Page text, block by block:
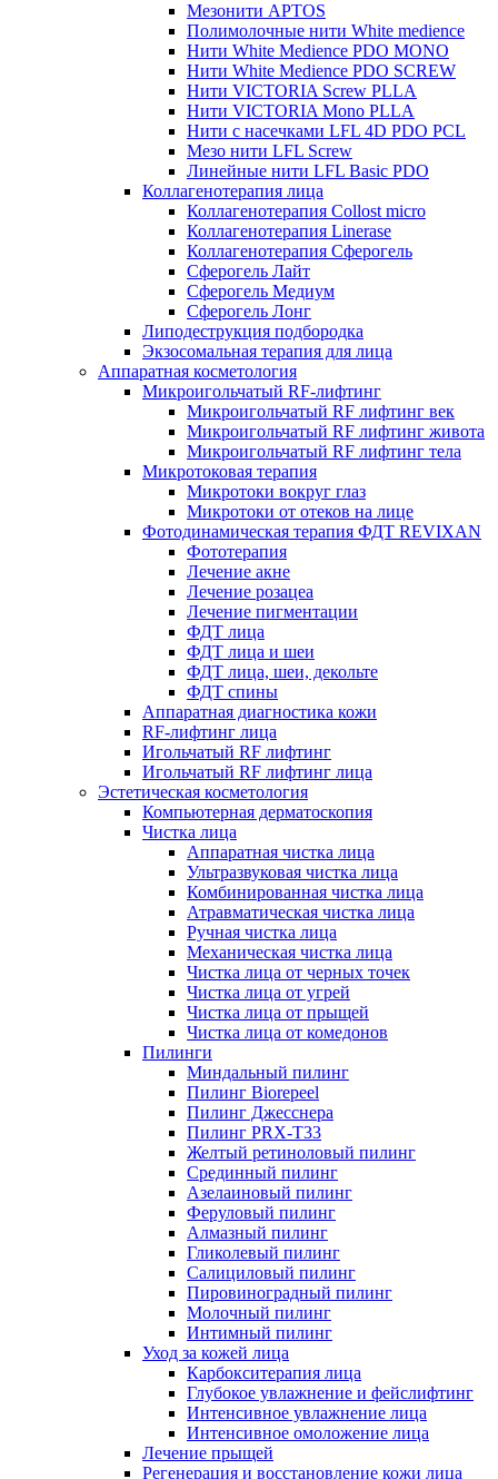
Мезонити APTOS
Полимолочные нити White medience
Нити White Medience PDO MONO
Нити White Medience PDO SCREW
Нити VICTORIA Screw PLLA
Нити VICTORIA Mono PLLA
Нити с насечками LFL 4D PDO PCL
Мезо нити LFL Screw
Линейные нити LFL Basic PDO
Коллагенотерапия лица
Коллагенотерапия Collost micro
Коллагенотерапия Linerase
Коллагенотерапия Сферогель
Сферогель Лайт
Сферогель Медиум
Сферогель Лонг
Липодеструкция подбородка
Экзосомальная терапия для лица
Аппаратная косметология
Микроигольчатый RF-лифтинг
Микроигольчатый RF лифтинг век
Микроигольчатый RF лифтинг живота
Микроигольчатый RF лифтинг тела
Микротоковая терапия
Микротоки вокруг глаз
Микротоки от отеков на лице
Фотодинамическая терапия ФДТ REVIXAN
Фототерапия
Лечение акне
Лечение розацеа
Лечение пигментации
ФДТ лица
ФДТ лица и шеи
ФДТ лица, шеи, декольте
ФДТ спины
Аппаратная диагностика кожи
RF-лифтинг лица
Игольчатый RF лифтинг
Игольчатый RF лифтинг лица
Эстетическая косметология
Компьютерная дерматоскопия
Чистка лица
Аппаратная чистка лица
Ультразвуковая чистка лица
Комбинированная чистка лица
Атравматическая чистка лица
Ручная чистка лица
Механическая чистка лица
Чистка лица от черных точек
Чистка лица от угрей
Чистка лица от прыщей
Чистка лица от комедонов
Пилинги
Миндальный пилинг
Пилинг Biorepeel
Пилинг Джесснера
Пилинг PRX-T33
Желтый ретиноловый пилинг
Срединный пилинг
Азелаиновый пилинг
Феруловый пилинг
Алмазный пилинг
Гликолевый пилинг
Салициловый пилинг
Пировиноградный пилинг
Молочный пилинг
Интимный пилинг
Уход за кожей лица
Карбокситерапия лица
Глубокое увлажнение и фейслифтинг
Интенсивное увлажнение лица
Интенсивное омоложение лица
Лечение прыщей
Регенерация и восстановление кожи лица